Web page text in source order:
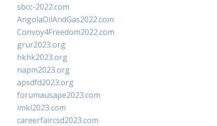
sbcc-2022.com
AngolaOilAndGas2022.com
Convoy4Freedom2022.com
grur2023.org
hkhk2023.org
napm2023.org
apsdfd2023.org
forumausape2023.com
imkl2023.com
careerfaircsd2023.com